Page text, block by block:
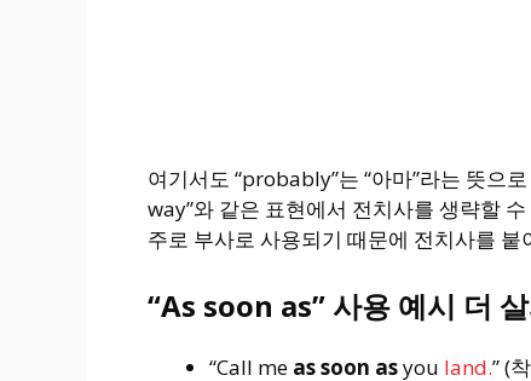
여기서도 “probably”는 “아마”라는 뜻으
way”와 같은 표현에서 전치사를 생략할
주로 부사로 사용되기 때문에 전치사를 붙
“As soon as” 사용 예시 더
“Call me as soon asyou land.” (